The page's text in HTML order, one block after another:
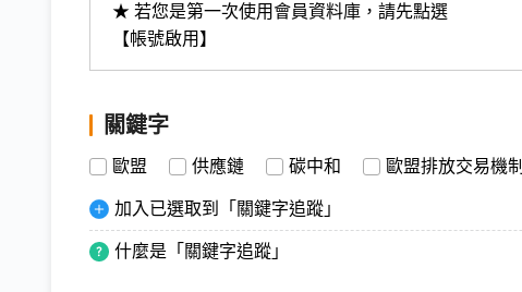
★ 若您是第一次使用會員資料庫，請先點選
【帳號啟用】
關鍵字
歐盟 供應鏈 碳中和 歐盟排放交易機制
加入已選取到「關鍵字追蹤」
什麼是「關鍵字追蹤」